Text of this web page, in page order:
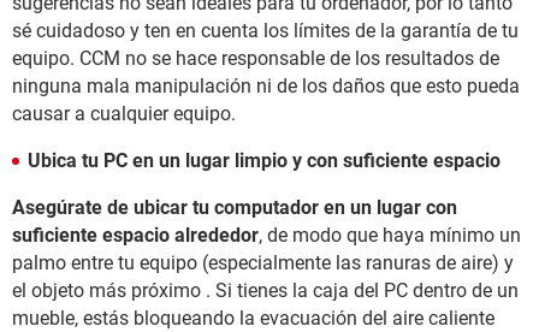
sé cuidadoso y ten en cuenta los límites de la garantía de tu
equipo. CCM no se hace responsable de los resultados de
ninguna mala manipulación ni de los daños que esto pueda
causar a cualquier equipo.
Ubica tu PC en un lugar limpio y con suficiente espacio
Asegúrate de ubicar tu computador en un lugar con
suficiente espacio alrededor, de modo que haya mínimo un
palmo entre tu equipo (especialmente las ranuras de aire) y
el objeto más próximo . Si tienes la caja del PC dentro de un
mueble, estás bloqueando la evacuación del aire caliente